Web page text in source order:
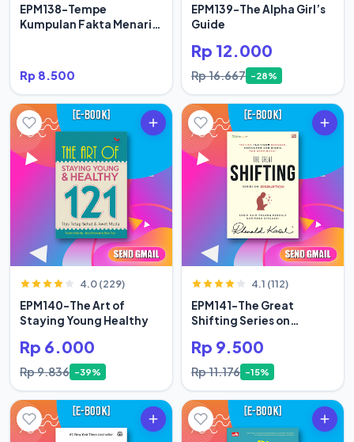
EPM138-Tempe
Kumpulan Fakta Menarik
Rp 8.500
EPM139-The Alpha Girl’s
Guide
Rp 12.000
Rp 16.667 -28%
4.0 (229)
EPM140-The Art of
Staying Young Healthy
Rp 6.000
Rp 9.836 -39%
4.1 (112)
EPM141-The Great
Shifting Series on
Rp 9.500
Rp 11.176 -15%